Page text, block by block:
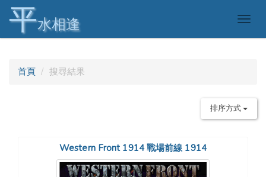
平水相逢
首頁 搜尋結果
排序方式
Western Front 1914 戰場前線 1914